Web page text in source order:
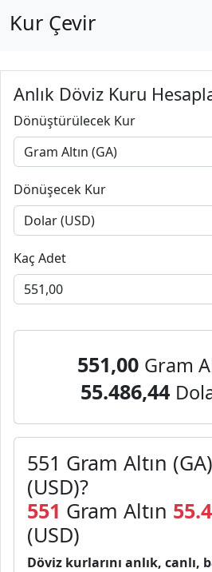
Kur Çevir
Anlık Döviz Kuru
Dönüştürülecek Kur
Dönüşecek Kur
Kaç Adet
551,00 Gram
55.486,44
551 Gram Altın
(USD)?
551 Gram Altın
(USD)
Döviz kurlarını anlık, canlı,